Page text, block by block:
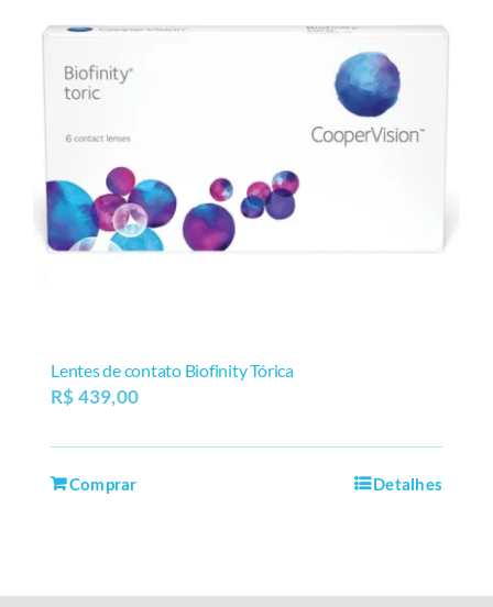
Lentes de contato Biofinity Tórica
R$439,00
Comprar Detalhes